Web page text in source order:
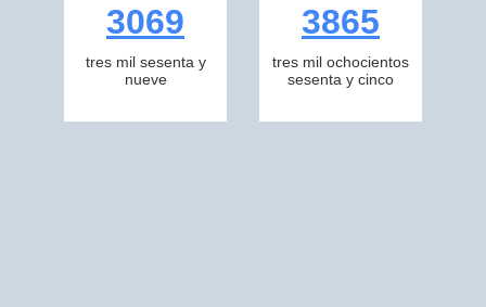
3069
tres mil sesenta y
nueve
3865
tres mil ochocientos
sesenta y cinco